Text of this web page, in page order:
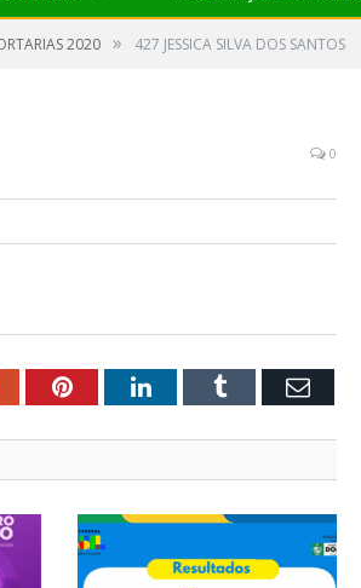
2020 » 427 JESSICA SILVA DOS SANTOS
0
PinterestLinkedInTumblr Email